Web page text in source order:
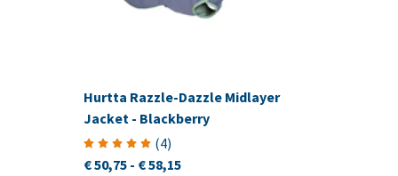
Hurtta Razzle-Dazzle Midlayer
Jacket - Blackberry
(4)
€ 50,75- € 58,15